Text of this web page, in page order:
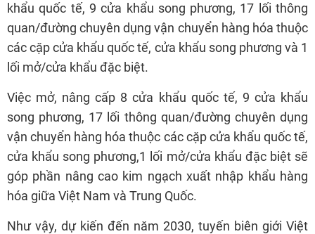
khẩu quốc tế, 9 cửa khẩu song phương, 17 lối thông
quan/đường chuyên dụng vận chuyển hàng hóa thuộc
các cặp cửa khẩu quốc tế, cửa khẩu song phương và 1
lối mở/cửa khẩu đặc biệt.
Việc mở, nâng cấp 8 cửa khẩu quốc tế, 9 cửa khẩu
song phương, 17 lối thông quan/đường chuyên dụng
vận chuyển hàng hóa thuộc các cặp cửa khẩu quốc tế,
cửa khẩu song phương,1 lối mở/cửa khẩu đặc biệt sẽ
góp phần nâng cao kim ngạch xuất nhập khẩu hàng
hóa giữa Việt Nam và Trung Quốc.
Như vậy, dự kiến đến năm 2030, tuyến biên giới Việt